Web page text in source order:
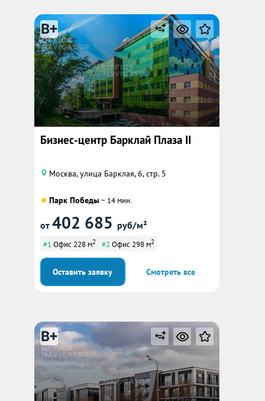
B+
Бизнес-центр Барклай Плаза II
Москва, улица Барклая, 6, стр. 5
Парк Победы ~ 14 мин.
от 402 685 руб/м²
#1 Офис 228 м2 #2 Офис 298 м2
Оставить заявку Смотреть все
B+